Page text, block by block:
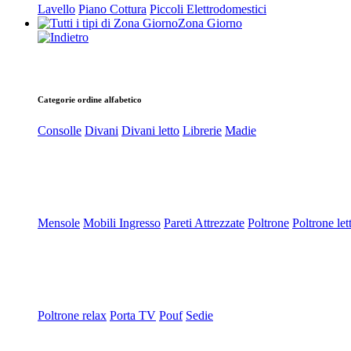
Lavello Piano Cottura Piccoli Elettrodomestici
Zona Giorno
Categorie ordine alfabetico
Consolle Divani Divani letto Librerie Madie
Mensole Mobili Ingresso Pareti Attrezzate Poltrone Poltrone
Poltrone relax Porta TV Pouf Sedie